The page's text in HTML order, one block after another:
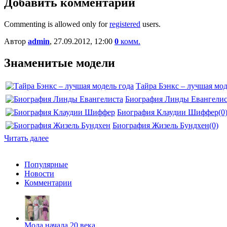
Добавить комментарий
Commenting is allowed only forregistered users.
Автор admin, 27.09.2012, 12:00 0 комм.
Знаменитые модели
Тайра Бэнкс – лучшая
Биография Линды
Биография Клаудии Шиффер(0)
Биография Жизель Бундхен(0)
Читать далее
Популярные
Новости
Комментарии